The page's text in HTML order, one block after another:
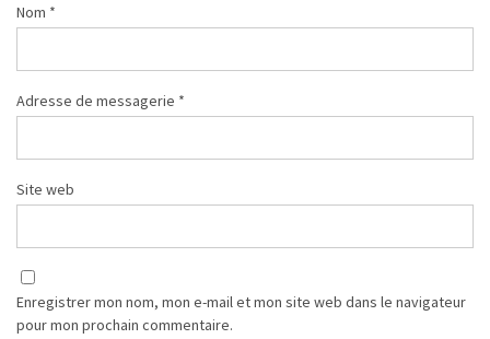
Nom *
Adresse de messagerie *
Site web
Enregistrer mon nom, mon e-mail et mon site web dans le navigateur
pour mon prochain commentaire.